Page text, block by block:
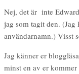
Nej, det är inte
jag som tagit den.
användarnamn.) Visst
Jag känner er
minst en av er